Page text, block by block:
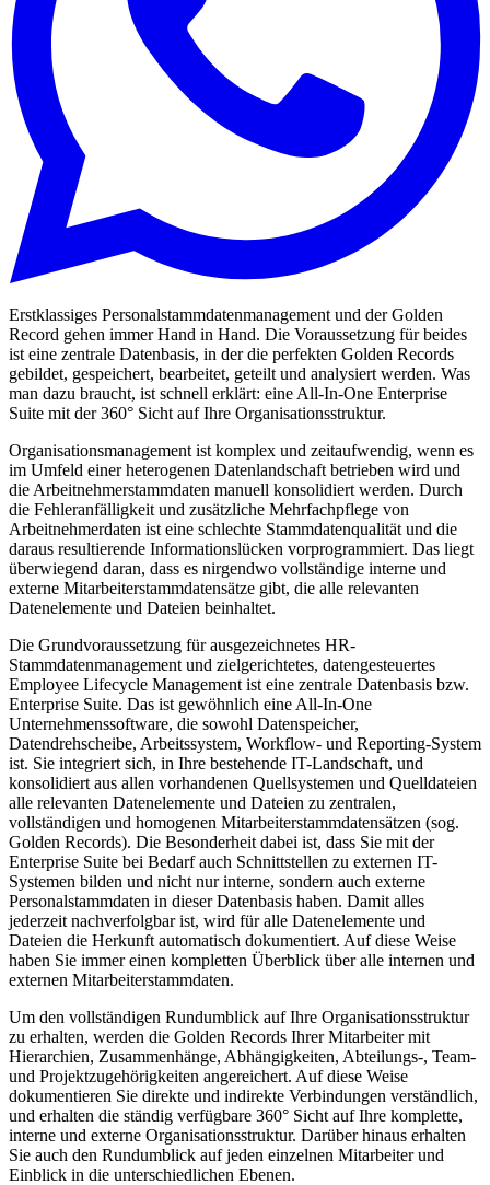
Erstklassiges Personalstammdatenmanagement und der Golden
Record gehen immer Hand in Hand. Die Voraussetzung für beides
ist eine zentrale Datenbasis, in der die perfekten Golden Records
gebildet, gespeichert, bearbeitet, geteilt und analysiert werden. Was
man dazu braucht, ist schnell erklärt: eine All-In-One Enterprise
Suite mit der 360° Sicht auf Ihre Organisationsstruktur.
Organisationsmanagement ist komplex und zeitaufwendig, wenn es
im Umfeld einer heterogenen Datenlandschaft betrieben wird und
die Arbeitnehmerstammdaten manuell konsolidiert werden. Durch
die Fehleranfälligkeit und zusätzliche Mehrfachpflege von
Arbeitnehmerdaten ist eine schlechte Stammdatenqualität und die
daraus resultierende Informationslücken vorprogrammiert. Das liegt
überwiegend daran, dass es nirgendwo vollständige interne und
externe Mitarbeiterstammdatensätze gibt, die alle relevanten
Datenelemente und Dateien beinhaltet.
Die Grundvoraussetzung für ausgezeichnetes HR-
Stammdatenmanagement und zielgerichtetes, datengesteuertes
Employee Lifecycle Management ist eine zentrale Datenbasis bzw.
Enterprise Suite. Das ist gewöhnlich eine All-In-One
Unternehmenssoftware, die sowohl Datenspeicher,
Datendrehscheibe, Arbeitssystem, Workflow- und Reporting-System
ist. Sie integriert sich, in Ihre bestehende IT-Landschaft, und
konsolidiert aus allen vorhandenen Quellsystemen und Quelldateien
alle relevanten Datenelemente und Dateien zu zentralen,
vollständigen und homogenen Mitarbeiterstammdatensätzen (sog.
Golden Records). Die Besonderheit dabei ist, dass Sie mit der
Enterprise Suite bei Bedarf auch Schnittstellen zu externen IT-
Systemen bilden und nicht nur interne, sondern auch externe
Personalstammdaten in dieser Datenbasis haben. Damit alles
jederzeit nachverfolgbar ist, wird für alle Datenelemente und
Dateien die Herkunft automatisch dokumentiert. Auf diese Weise
haben Sie immer einen kompletten Überblick über alle internen und
externen Mitarbeiterstammdaten.
Um den vollständigen Rundumblick auf Ihre Organisationsstruktur
zu erhalten, werden die Golden Records Ihrer Mitarbeiter mit
Hierarchien, Zusammenhänge, Abhängigkeiten, Abteilungs-, Team-
und Projektzugehörigkeiten angereichert. Auf diese Weise
dokumentieren Sie direkte und indirekte Verbindungen verständlich,
und erhalten die ständig verfügbare 360° Sicht auf Ihre komplette,
interne und externe Organisationsstruktur. Darüber hinaus erhalten
Sie auch den Rundumblick auf jeden einzelnen Mitarbeiter und
Einblick in die unterschiedlichen Ebenen.